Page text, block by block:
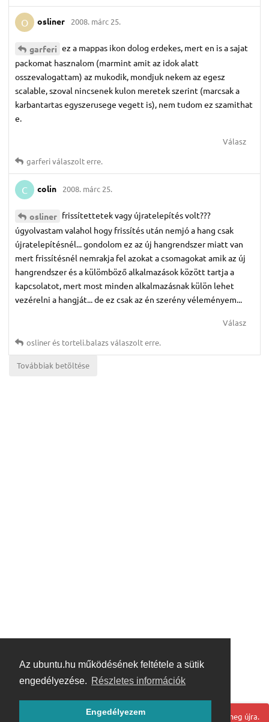
Az ubuntu.hu működésének feltétele a sütik
engedélyezése. Részletes információk
Engedélyezem
O osliner 2008. márc 25.
garferi ez a mappas ikon dolog erdekes, mert en is a sajat
packomat hasznalom (marmint amit az idok alatt
osszevalogattam) az mukodik, mondjuk nekem az egesz
scalable, szoval nincsenek kulon meretek szerint (marcsak a
karbantartas egyszerusege vegett is), nem tudom ez szamithat
e.
Válasz
garferiválaszolt erre.
C colin 2008. márc 25.
osliner frissítettetek vagy újratelepítés volt???
úgyolvastam valahol hogy frissítés után nemjó a hang csak
újratelepítésnél... gondolom ez az új hangrendszer miatt van
mert frissítésnél nemrakja fel azokat a csomagokat amik az új
hangrendszer és a külömböző alkalmazások között tartja a
kapcsolatot, mert most minden alkalmazásnak külön lehet
vezérelni a hangját... de ez csak az én szerény véleményem...
Válasz
oslinerés torteli.​balazsválaszolt erre.
Továbbiak betöltése
Hoppá! Valami hiba történt. Frissítse az oldalt és próbálja meg újra.